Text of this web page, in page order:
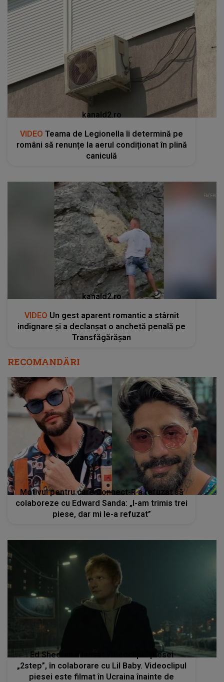
kanald2.ro
VIDEO Teama de Legionella îi determină pe
români să renunțe la aerul condiționat în plină
caniculă
kanald2.ro
VIDEO Un gest aparent romantic a stârnit
indignare și a declanșat o anchetă penală pe
Transfăgărășan
RECOMANDĂRI
Motivul pentru care Connect-R a refuzat să
colaboreze cu Edward Sanda: „I-am trimis trei
piese, dar mi le-a refuzat”
Ed Sheeran a lansat videoclipul piesei
„2step”, în colaborare cu Lil Baby. Videoclipul
piesei este filmat în Ucraina înainte de